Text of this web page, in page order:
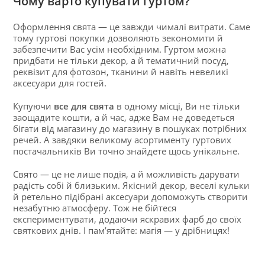
Оформлення свята — це завжди чималі витрати. Саме
тому гуртові покупки дозволяють зекономити й
забезпечити Вас усім необхідним. Гуртом можна
придбати не тільки декор, а й тематичний посуд,
реквізит для фотозон, тканини й навіть невеликі
аксесуари для гостей.
Купуючи все для свята в одному місці, Ви не тільки
заощадите кошти, а й час, адже Вам не доведеться
бігати від магазину до магазину в пошуках потрібних
речей. А завдяки великому асортименту гуртових
постачальників Ви точно знайдете щось унікальне.
Свято — це не лише подія, а й можливість дарувати
радість собі й близьким. Якісний декор, веселі кульки
й ретельно підібрані аксесуари допоможуть створити
незабутню атмосферу. Тож не бійтеся
експериментувати, додаючи яскравих фарб до своїх
святкових днів. І пам’ятайте: магія — у дрібницях!